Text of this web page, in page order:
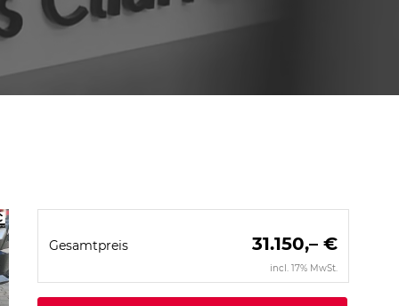
Gesamtpreis 31.150,– €
incl. 17% MwSt.